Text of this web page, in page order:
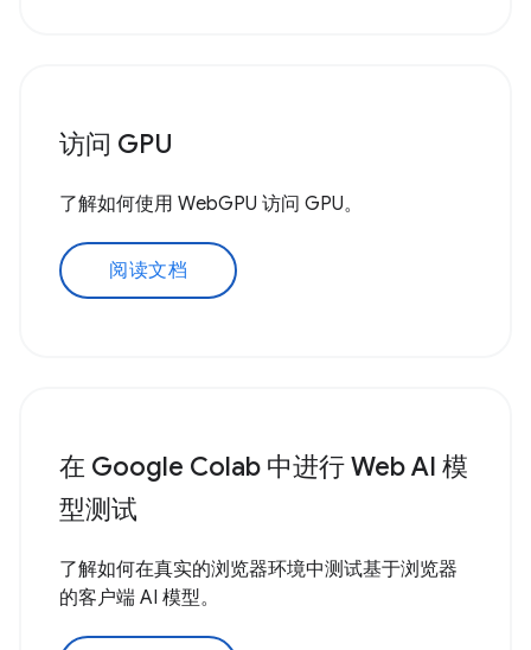
访问 GPU
了解如何使用 WebGPU 访问 GPU。
阅读文档
在 Google Colab 中进行 Web AI 模
型测试
了解如何在真实的浏览器环境中测试基于浏览器
的客户端 AI 模型。